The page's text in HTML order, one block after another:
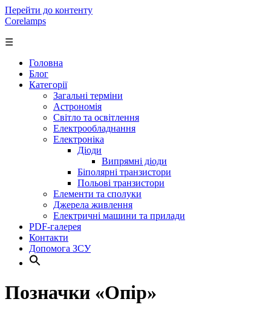
Перейти до контенту
Corelamps
☰
Головна
Блог
Категорії
Загальні терміни
Астрономія
Світло та освітлення
Електрообладнання
Електроніка
Діоди
Випрямні діоди
Біполярні транзистори
Польові транзистори
Елементи та сполуки
Джерела живлення
Електричні машини та прилади
PDF-галерея
Контакти
Допомога ЗСУ
Позначки «Опір»